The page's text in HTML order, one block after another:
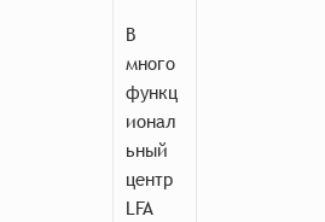
В
много
функц
ионал
ьный
центр
LFA